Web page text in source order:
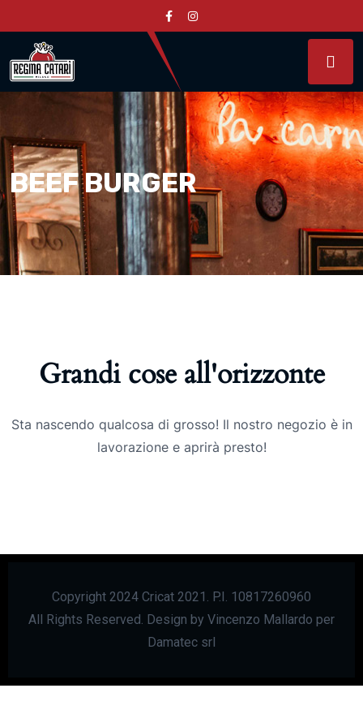
BEEF BURGER
Grandi cose all'orizzonte
Sta nascendo qualcosa di grosso! Il nostro negozio è in
lavorazione e aprirà presto!
Copyright 2024 Cricat 2021. P.I. 10817260960
All Rights Reserved. Design by Vincenzo Mallardo per
Damatec srl